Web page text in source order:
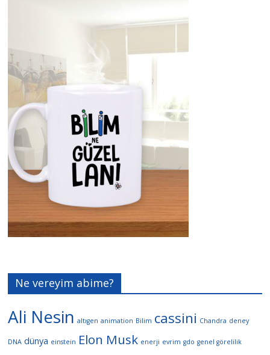
Ne vereyim abime?
Ali Nesin altıgen animation Bilim cassini Chandra deney
DNA dünya einstein Elon Musk enerji evrim gdo genel görelilik